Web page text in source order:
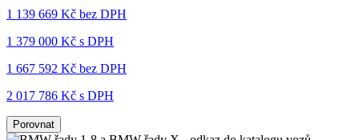
1 139 669 Kč bez DPH
1 379 000 Kč s DPH
1 667 592 Kč bez DPH
2 017 786 Kč s DPH
Porovnat